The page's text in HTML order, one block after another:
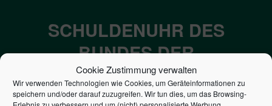
Cookie Zustimmung verwalten
Wir verwenden Technologien wie Cookies, um Geräteinformationen zu
speichern und/oder darauf zuzugreifen. Wir tun dies, um das Browsing-
SCHULDENUHR DES
BUNDES DER
STEUERZAHLER